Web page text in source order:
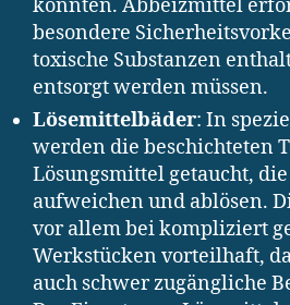
könnten. Abbeizmittel
besondere
toxische Substanzen
entsorgt werden müssen.
Lösemittelbäder: In
werden die beschichteten
Lösungsmittel getaucht,
aufweichen und ablösen.
vor allem bei kompliziert
Werkstücken vorteilhaft,
auch schwer zugängliche